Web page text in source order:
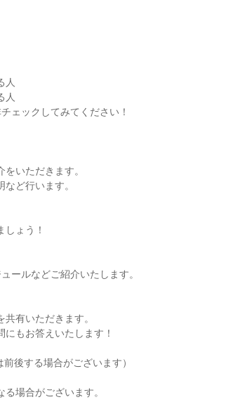
人
人
ェックしてみてください！
いただきます。
ど行います。
ょう！
ールなどご紹介いたします。
有いただきます。
もお答えいたします！
後する場合がございます）
場合がございます。